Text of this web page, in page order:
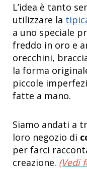
L’idea è tanto
utilizzare la
a uno speciale
freddo in oro e
orecchini,
la forma
piccole
fatte a mano.
Siamo andati a
loro negozio di
per farci
creazione. (Vedi